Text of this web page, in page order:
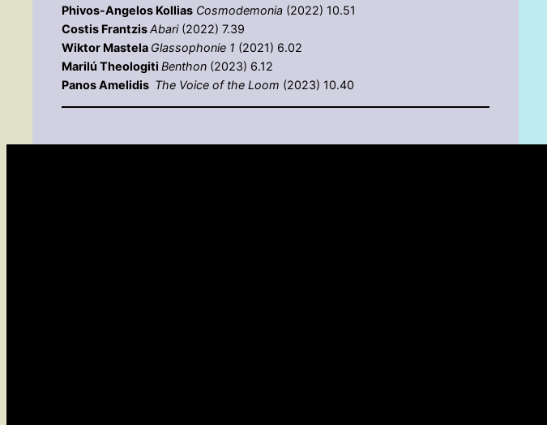
Phivos-Angelos Kollias Cosmodemonia (2022) 10.51
Costis FrantzisAbari(2022) 7.39
Wiktor Mastela Glassophonie 1 (2021) 6.02
Marilú Theologiti Benthon (2023) 6.12
Panos Amelidis The Voice of the Loom (2023) 10.40